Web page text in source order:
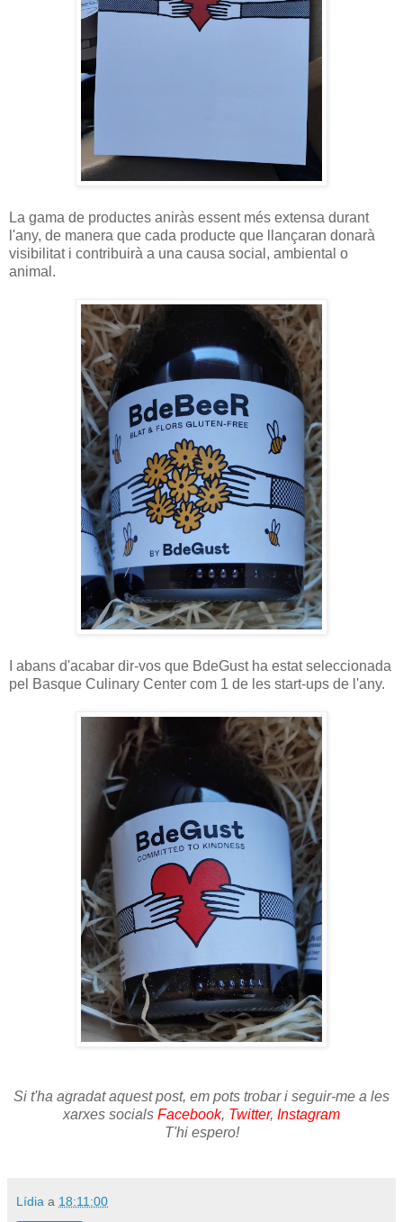
La gama de productes aniràs essent més extensa durant
l'any, de manera que cada producte que llançaran donarà
visibilitat i contribuirà a una causa social, ambiental o
animal.
I abans d'acabar dir-vos que BdeGust ha estat seleccionada
pel Basque Culinary Center com 1 de les start-ups de l'any.
Si t'ha agradat aquest post, em pots trobar i seguir-me a les
xarxes socials Facebook, Twitter, Instagram
T'hi espero!
Lídia a 18:11:00